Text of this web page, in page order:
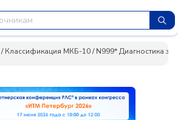
/Классификация МКБ-10/N999* Диагностика